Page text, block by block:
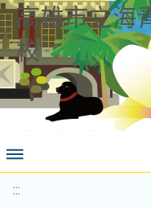
高雄市立海
校
:::